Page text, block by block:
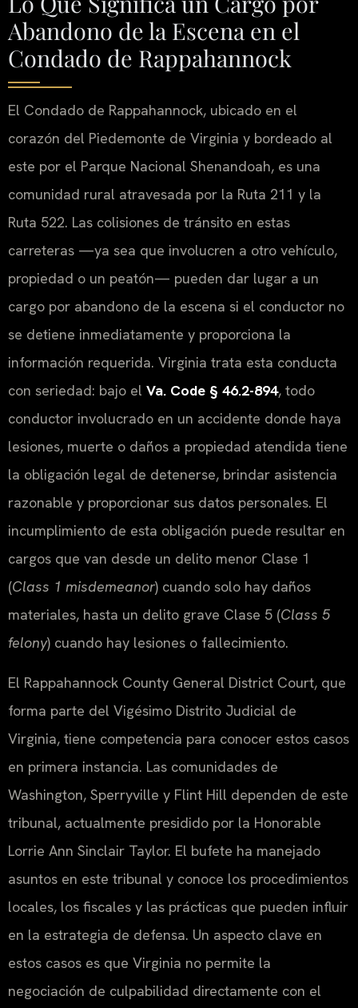
Abandono de la Escena en el
Condado de Rappahannock
El Condado de Rappahannock, ubicado en el
corazón del Piedemonte de Virginia y bordeado al
este por el Parque Nacional Shenandoah, es una
comunidad rural atravesada por la Ruta 211 y la
Ruta 522. Las colisiones de tránsito en estas
carreteras —ya sea que involucren a otro vehículo,
propiedad o un peatón— pueden dar lugar a un
cargo por abandono de la escena si el conductor no
se detiene inmediatamente y proporciona la
información requerida. Virginia trata esta conducta
con seriedad: bajo el Va. Code § 46.2-894, todo
conductor involucrado en un accidente donde haya
lesiones, muerte o daños a propiedad atendida tiene
la obligación legal de detenerse, brindar asistencia
razonable y proporcionar sus datos personales. El
incumplimiento de esta obligación puede resultar en
cargos que van desde un delito menor Clase 1
(Class 1 misdemeanor) cuando solo hay daños
materiales, hasta un delito grave Clase 5 (Class 5
felony) cuando hay lesiones o fallecimiento.
El Rappahannock County General District Court, que
forma parte del Vigésimo Distrito Judicial de
Virginia, tiene competencia para conocer estos casos
en primera instancia. Las comunidades de
Washington, Sperryville y Flint Hill dependen de este
tribunal, actualmente presidido por la Honorable
Lorrie Ann Sinclair Taylor. El bufete ha manejado
asuntos en este tribunal y conoce los procedimientos
locales, los fiscales y las prácticas que pueden influir
en la estrategia de defensa. Un aspecto clave en
estos casos es que Virginia no permite la
negociación de culpabilidad directamente con el